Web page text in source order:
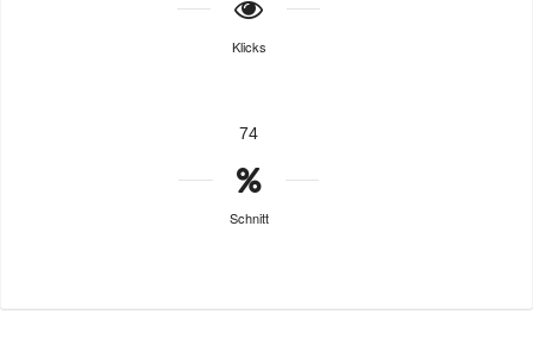
Klicks
74
Schnitt